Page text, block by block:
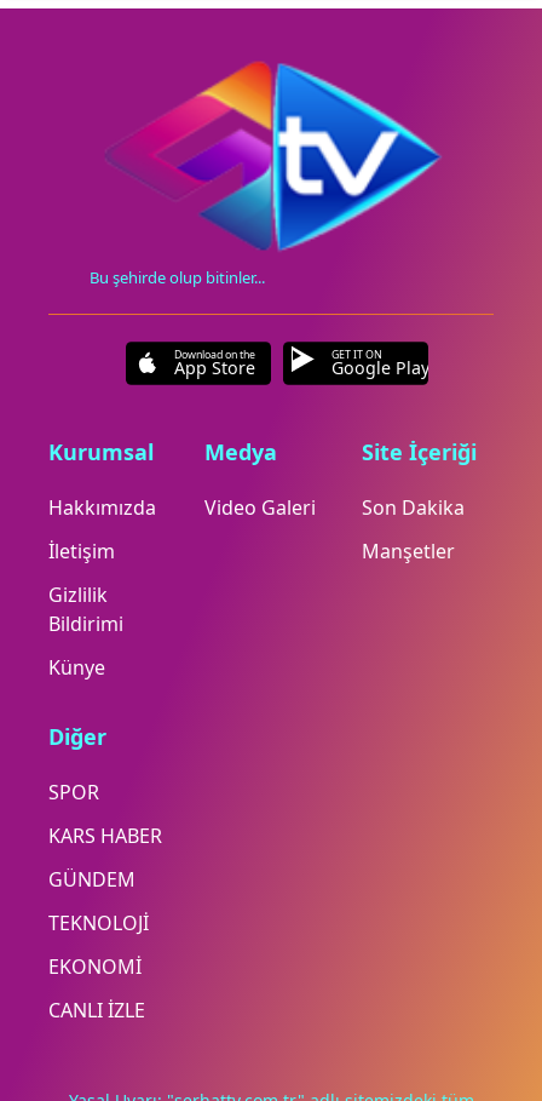
Bu şehirde olup bitinler...
Download on the
App Store
GET IT ON
Google Play
Kurumsal
Hakkımızda
İletişim
Gizlilik
Bildirimi
Künye
Medya
Video Galeri
Site İçeriği
Son Dakika
Manşetler
Diğer
SPOR
KARS HABER
GÜNDEM
TEKNOLOJİ
EKONOMİ
CANLI İZLE